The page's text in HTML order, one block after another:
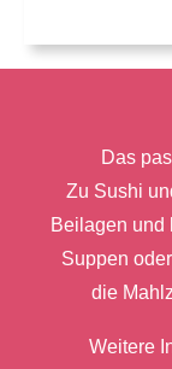
Das
Zu Sushi
Beilagen und
Suppen
die
Weitere